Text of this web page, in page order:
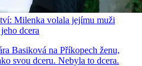
Milenka volala jejímu muži
dcera
Basiková na Příkopech ženu,
svou dceru. Nebyla to dcera.